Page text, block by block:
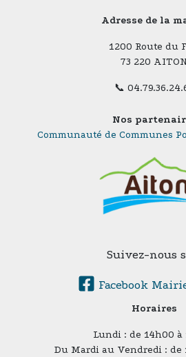
Adresse de la
1200 Route du
73 220
📞
Nos
Communauté de Communes
Suivez-nous
Facebook
Horaires
Lundi : de 14h00 à
Du Mardi au Vendredi : de